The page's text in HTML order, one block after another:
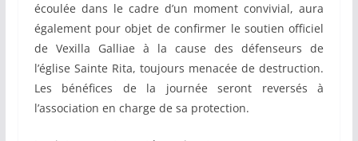
écoulée dans le cadre d’un moment convivial, aura
également pour objet de confirmer le soutien officiel
de Vexilla Galliae à la cause des défenseurs de
l’église Sainte Rita, toujours menacée de destruction.
Les bénéfices de la journée seront reversés à
l’association en charge de sa protection.